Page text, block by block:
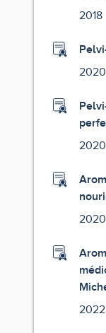
2018
2020
2020
2020
2022